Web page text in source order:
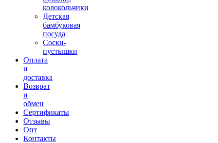
колокольчики
Детская
бамбуковая
посуда
Соски-
пустышки
Оплата
и
доставка
Возврат
и
обмен
Сертификаты
Отзывы
Опт
Контакты